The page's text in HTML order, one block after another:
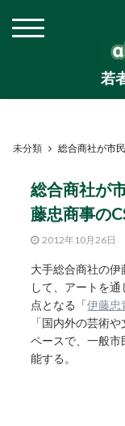
若
未分類
総合商社が
藤忠商事の
2012年10月26日
大手総合商社の伊
して、アートを
点となる「伊藤忠
「国内外の芸術
ペースで、一般
能する。